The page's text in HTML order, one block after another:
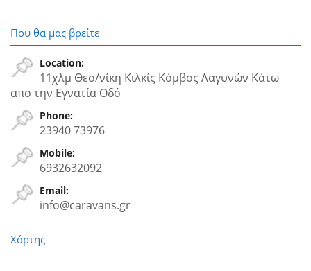
Που θα μας βρείτε
Location:
11χλμ Θεσ/νίκη Κιλκίς Κόμβος Λαγυνών Κάτω
απο την Εγνατία Oδό
Phone:
23940 73976
Mobile:
6932632092
Email:
info@caravans.gr
Χάρτης